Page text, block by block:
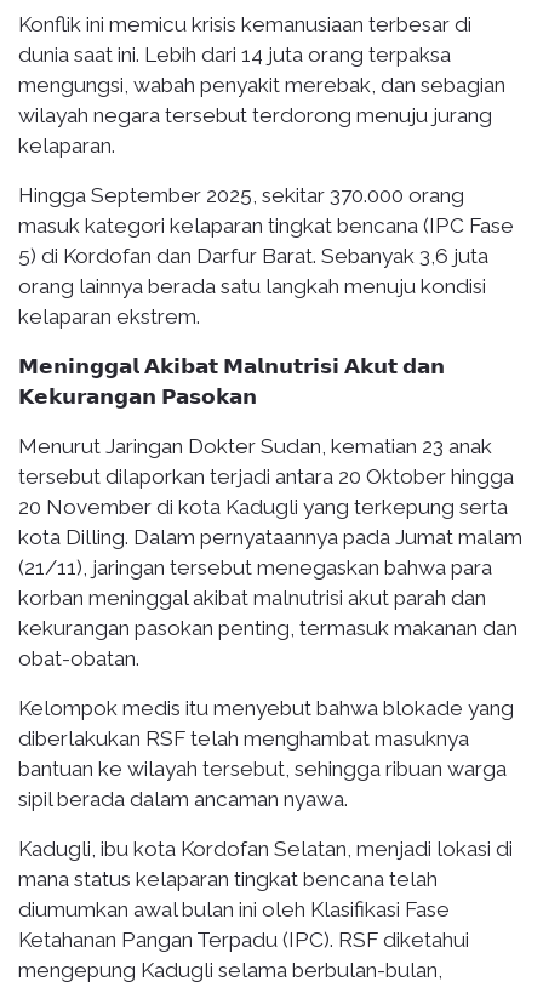
Konflik ini memicu krisis kemanusiaan terbesar di
dunia saat ini. Lebih dari 14 juta orang terpaksa
mengungsi, wabah penyakit merebak, dan sebagian
wilayah negara tersebut terdorong menuju jurang
kelaparan.
Hingga September 2025, sekitar 370.000 orang
masuk kategori kelaparan tingkat bencana (IPC Fase
5) di Kordofan dan Darfur Barat. Sebanyak 3,6 juta
orang lainnya berada satu langkah menuju kondisi
kelaparan ekstrem.
𝗠𝗲𝗻𝗶𝗻𝗴𝗴𝗮𝗹 𝗔𝗸𝗶𝗯𝗮𝘁 𝗠𝗮𝗹𝗻𝘂𝘁𝗿𝗶𝘀𝗶 𝗔𝗸𝘂𝘁 𝗱𝗮𝗻
𝗞𝗲𝗸𝘂𝗿𝗮𝗻𝗴𝗮𝗻 𝗣𝗮𝘀𝗼𝗸𝗮𝗻
Menurut Jaringan Dokter Sudan, kematian 23 anak
tersebut dilaporkan terjadi antara 20 Oktober hingga
20 November di kota Kadugli yang terkepung serta
kota Dilling. Dalam pernyataannya pada Jumat malam
(21/11), jaringan tersebut menegaskan bahwa para
korban meninggal akibat malnutrisi akut parah dan
kekurangan pasokan penting, termasuk makanan dan
obat-obatan.
Kelompok medis itu menyebut bahwa blokade yang
diberlakukan RSF telah menghambat masuknya
bantuan ke wilayah tersebut, sehingga ribuan warga
sipil berada dalam ancaman nyawa.
Kadugli, ibu kota Kordofan Selatan, menjadi lokasi di
mana status kelaparan tingkat bencana telah
diumumkan awal bulan ini oleh Klasifikasi Fase
Ketahanan Pangan Terpadu (IPC). RSF diketahui
mengepung Kadugli selama berbulan-bulan,